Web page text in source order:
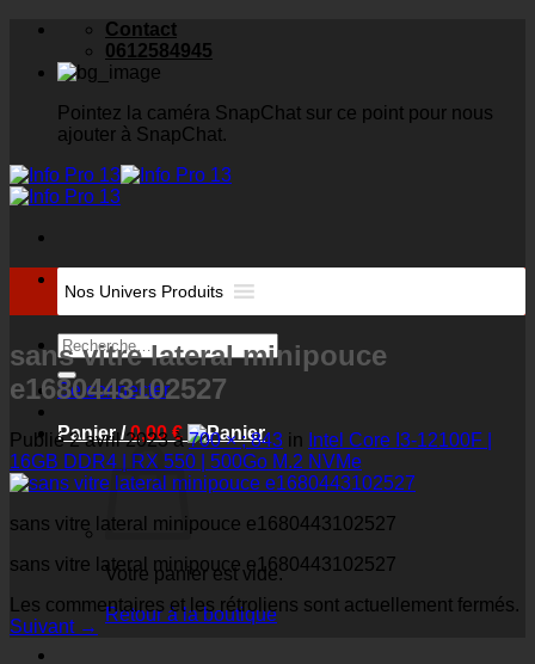
Skip
content
Contact
0612584945
Pointez la caméra SnapChat sur ce point pour nous
ajouter à SnapChat.
pour :
Recherche
pour :
Se connecter
Panier /0,00 €
Votre panier est vide.
Retour à la boutique
Nos Univers Produits
sans vitre lateral minipouce
e1680443102527
Publié2 avril 2023à700 × ; 843 in Intel Core I3-12100F |
16GB DDR4 | RX 550 | 500Go M.2 NVMe
sans vitre lateral minipouce e1680443102527
sans vitre lateral minipouce e1680443102527
Les commentaires et les rétroliens sont actuellement fermés.
Suivant →